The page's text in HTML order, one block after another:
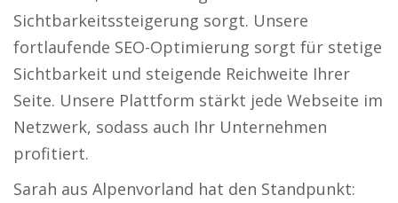
Sichtbarkeitssteigerung sorgt. Unsere
fortlaufende SEO-Optimierung sorgt für stetige
Sichtbarkeit und steigende Reichweite Ihrer
Seite. Unsere Plattform stärkt jede Webseite im
Netzwerk, sodass auch Ihr Unternehmen
profitiert.
Sarah aus Alpenvorland hat den Standpunkt: